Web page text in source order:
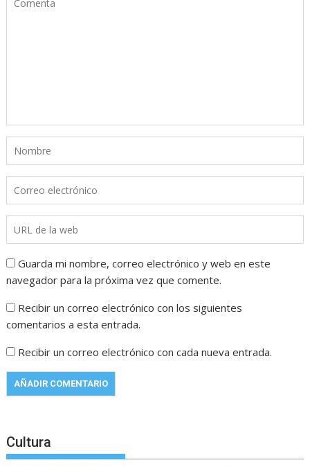
Guarda mi nombre, correo electrónico y web en este
navegador para la próxima vez que comente.
Recibir un correo electrónico con los siguientes
comentarios a esta entrada.
Recibir un correo electrónico con cada nueva entrada.
Cultura